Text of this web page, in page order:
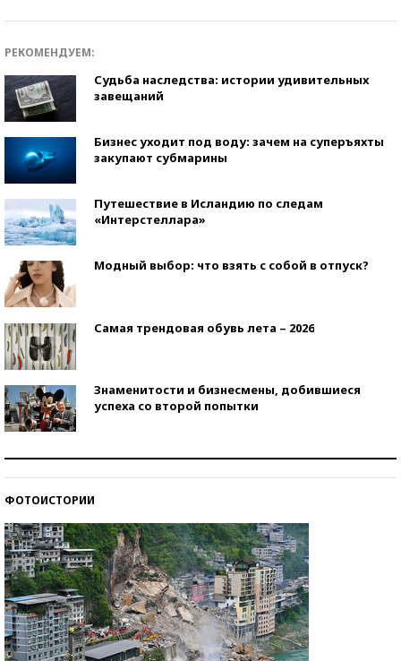
РЕКОМЕНДУЕМ:
Судьба наследства: истории удивительных
завещаний
Бизнес уходит под воду: зачем на суперъяхты
закупают субмарины
Путешествие в Исландию по следам
«Интерстеллара»
Модный выбор: что взять с собой в отпуск?
Самая трендовая обувь лета – 2026
Знаменитости и бизнесмены, добившиеся
успеха со второй попытки
ФОТОИСТОРИИ